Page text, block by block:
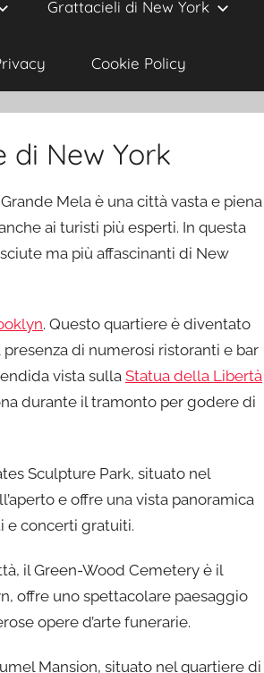
Grattacieli di New York
Cookie Policy
di New York
Mela è una città vasta e piena
ai turisti più esperti. In questa
ma più affascinanti di New
. Questo quartiere è diventato
di numerosi ristoranti e bar
vista sulla Statua della Libertà
durante il tramonto per godere di
Sculpture Park, situato nel
e offre una vista panoramica
e concerti gratuiti.
il Green-Wood Cemetery è il
offre uno spettacolare paesaggio
opere d’arte funerarie.
Mansion, situato nel quartiere di